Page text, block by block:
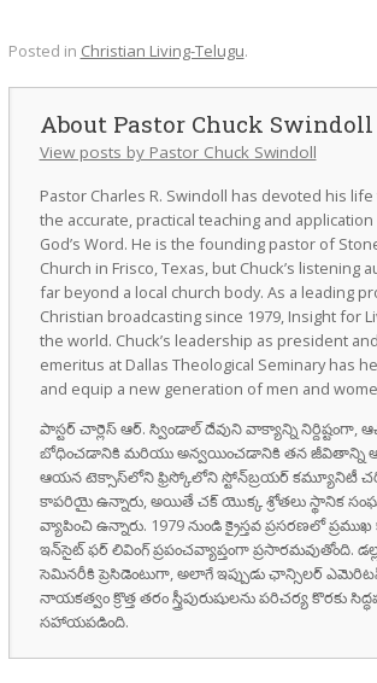
Posted in Christian Living-Telugu.
Pastor Chuck Swindoll
View posts by Pastor Chuck Swindoll
Pastor Charles R. Swindoll has devoted his life
the accurate, practical teaching and
God’s Word. He is the founding pastor of
Church in Frisco, Texas, but Chuck’s listening
far beyond a local church body. As a leading
Christian broadcasting since 1979, Insight for
the world. Chuck’s leadership as president
emeritus at Dallas Theological Seminary has
and equip a new generation of men and
పాస్టర్ చార్లెస్ ఆర్. స్విండాల్ దేవుని వాక్యాన్ని నిర్దిష్టంగా,
బోధించడానికి మరియు అన్వయించడానికి తన జీవితాన్ని
ఆయన టెక్సాస్‌లోని ఫ్రిస్కోలోని స్టోన్‌బ్రయర్ కమ్యూనిటీ
కాపరియై ఉన్నారు, అయితే చక్ యొక్క శ్రోతలు స్థానిక
వ్యాపించి ఉన్నారు. 1979 నుండి క్రైస్తవ ప్రసరణలో
ఇన్‌సైట్ ఫర్ లివింగ్ ప్రపంచవ్యాప్తంగా ప్రసారమవుతోంది.
సెమినరీకి ప్రెసిడెంటుగా, అలాగే ఇప్పుడు ఛాన్సిలర్
నాయకత్వం క్రొత్త తరం స్త్రీపురుషులను పరిచర్య కొరకు
సహాయపడింది.